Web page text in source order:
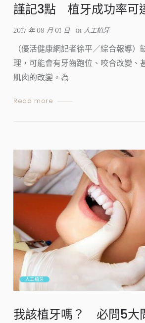
謹記3點 植牙成功率可
2017 年 08 月 01 日 in 人工植牙
（優活健康網記者徐平／綜合報導）
理，可能會有牙齒跑位、咬合改變、
肌肉的改變。為
Read more
人工植牙
我該植牙嗎？ 必問5大